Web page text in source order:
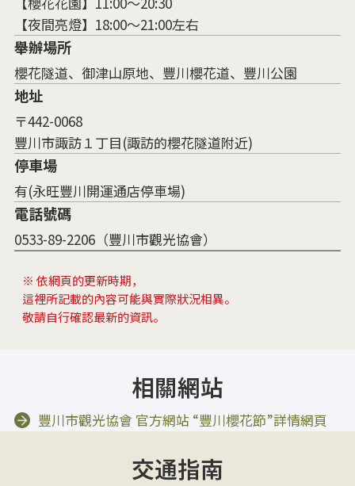
【夜間亮燈】18:00～21:00左右
舉辦場所
櫻花隧道、御津山原地、豐川櫻花道、豐川公園
地址
〒442-0068
豐川市諏訪１丁目(諏訪的櫻花隧道附近)
停車場
有(永旺豐川開運通店停車場)
電話號碼
0533-89-2206（豐川市觀光協會）
※ 依網頁的更新時期，
這裡所記載的內容可能與實際狀況相異。
敬請自行確認最新的資訊。
相關網站
豐川市觀光協會 官方網站 “豐川櫻花節”詳情網頁
交通指南